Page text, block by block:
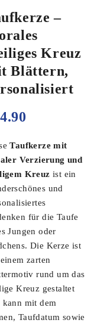
–
Kreuz
Blättern,
Taufkerze mit
Verzierung und
Kreuz ist ein
und
für die Taufe
Jungen oder
Die Kerze ist
zarten
rund um das
Kreuz gestaltet
kann mit dem
Taufdatum sowie